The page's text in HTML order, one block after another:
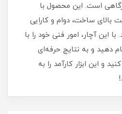
است. این محصول با
بالای ساخت، دوام و کارایی
این آچار، امور فنی خود را با
دهید و به نتایج حرفه‌ای
و این ابزار کارآمد را به